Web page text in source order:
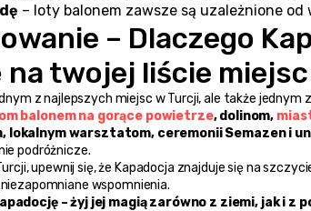
– loty balonem zawsze są uzależnione
– Dlaczego
na twojej liście
z najlepszych miejsc w Turcji, ale także jednym
balonem na gorące powietrze, dolinom,
lokalnym warsztatom, ceremonii Semazen i
podróżnicze.
upewnij się, że Kapadocja znajduje się na
wspomnienia.
– żyj jej magią zarówno z ziemi, jak i z